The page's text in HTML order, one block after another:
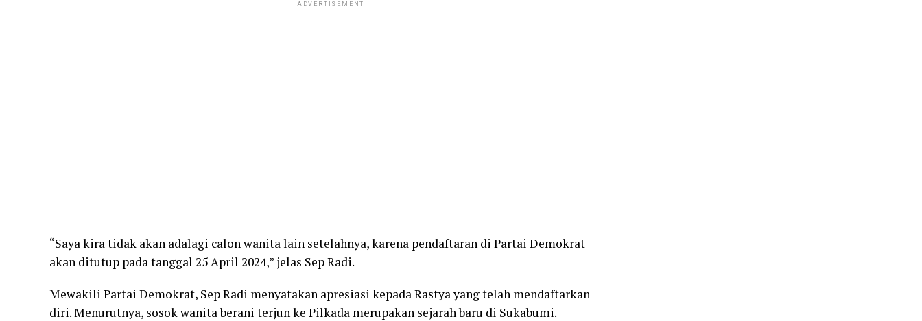
ADVERTISEMENT
“Saya kira tidak akan adalagi calon wanita lain setelahnya, karena pendaftaran di Partai Demokrat
akan ditutup pada tanggal 25 April 2024,” jelas Sep Radi.
Mewakili Partai Demokrat, Sep Radi menyatakan apresiasi kepada Rastya yang telah mendaftarkan
diri. Menurutnya, sosok wanita berani terjun ke Pilkada merupakan sejarah baru di Sukabumi.